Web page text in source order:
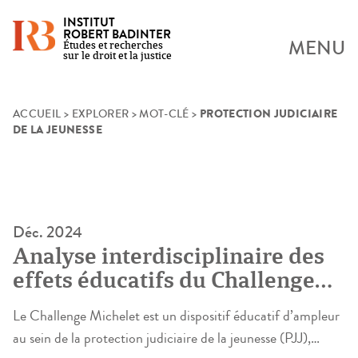
Skip
INSTITUT
ROBERT BADINTER
Études et recherches
sur le droit et la justice
MENU
ACCUEIL > EXPLORER >MOT-CLÉ > PROTECTION JUDICIAIRE
DE LA JEUNESSE
Déc. 2024
Analyse interdisciplinaire des
effets éducatifs du Challenge
Michelet
Le Challenge Michelet est un dispositif éducatif d’ampleur
au sein de la protection judiciaire de la jeunesse (PJJ),